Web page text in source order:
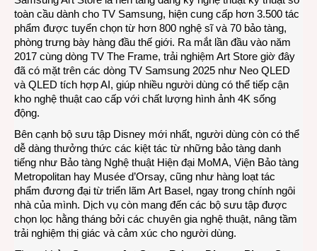
toàn cầu dành cho TV Samsung, hiện cung cấp hơn 3.500 tác
phẩm được tuyển chọn từ hơn 800 nghệ sĩ và 70 bảo tàng,
phòng trưng bày hàng đầu thế giới. Ra mắt lần đầu vào năm
2017 cùng dòng TV The Frame, trải nghiệm Art Store giờ đây
đã có mặt trên các dòng TV Samsung 2025 như Neo QLED
và QLED tích hợp AI, giúp nhiều người dùng có thể tiếp cận
kho nghệ thuật cao cấp với chất lượng hình ảnh 4K sống
động.
Bên cạnh bộ sưu tập Disney mới nhất, người dùng còn có thể
dễ dàng thưởng thức các kiệt tác từ những bảo tàng danh
tiếng như Bảo tàng Nghệ thuật Hiện đại MoMA, Viện Bảo tàng
Metropolitan hay Musée d’Orsay, cũng như hàng loạt tác
phẩm đương đại từ triển lãm Art Basel, ngay trong chính ngôi
nhà của mình. Dịch vụ còn mang đến các bộ sưu tập được
chọn lọc hằng tháng bởi các chuyên gia nghệ thuật, nâng tầm
trải nghiệm thị giác và cảm xúc cho người dùng.